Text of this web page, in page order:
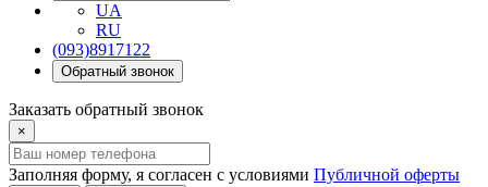
UA
RU
(093)8917122
Обратный звонок
Заказать обратный звонок
×
Заполняя форму, я согласен с условиями Публичной оферты